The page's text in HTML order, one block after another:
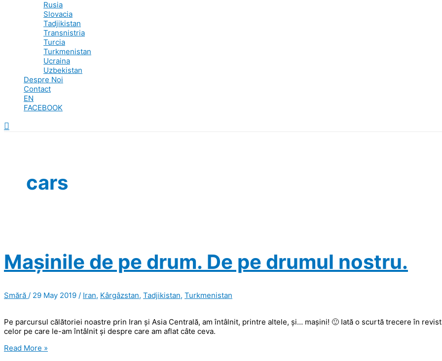
Rusia
Slovacia
Tadjikistan
Transnistria
Turcia
Turkmenistan
Ucraina
Uzbekistan
Despre Noi
Contact
EN
FACEBOOK
Search
cars
Mașinile de pe drum. De pe drumul nostru.
Smără / 29 May 2019 / Iran, Kârgâzstan, Tadjikistan, Turkmenistan
Pe parcursul călătoriei noastre prin Iran și Asia Centrală, am întâlnit, printre altele, și… mașini! 🙂 Iată o scurtă trecere în
celor pe care le-am întâlnit și despre care am aflat câte ceva.
Mașinile
Read More »